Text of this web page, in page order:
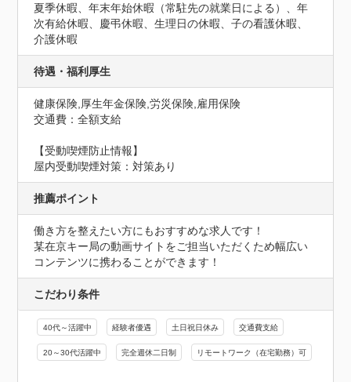
夏季休暇、年末年始休暇（常駐先の就業日による）、年
次有給休暇、慶弔休暇、生理日の休暇、子の看護休暇、
介護休暇
待遇・福利厚生
健康保険,厚生年金保険,労災保険,雇用保険
交通費：全額支給
【受動喫煙防止情報】
屋内受動喫煙対策：対策あり
推薦ポイント
働き方を整えたい方にもおすすめな求人です！
某在京キー局の動画サイトをご担当いただくため幅広い
コンテンツに携わることができます！
こだわり条件
40代～活躍中 経験者優遇 土日祝日休み 交通費支給
20～30代活躍中 完全週休二日制 リモートワーク（在宅勤務）可